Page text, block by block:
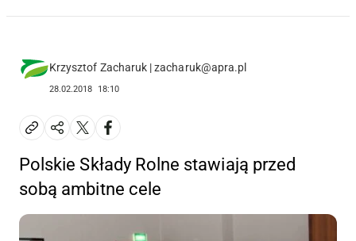
Krzysztof Zacharuk | zacharuk@apra.pl
28.02.2018 18:10
Polskie Składy Rolne stawiają przed
sobą ambitne cele